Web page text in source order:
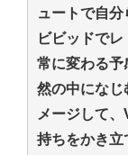
ュートで自
ビビッドで
常に変わる予
然の中になじ
メージして
持ちをかき立